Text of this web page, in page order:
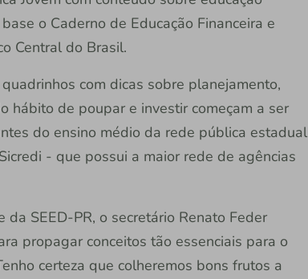
o Caderno de Educação Financeira e
Central do Brasil.
com dicas sobre planejamento,
hábito de poupar e investir começam a ser
do ensino médio da rede pública estadual
- que possui a maior rede de agências
SEED-PR, o secretário Renato Feder
propagar conceitos tão essenciais para o
certeza que colheremos bons frutos a